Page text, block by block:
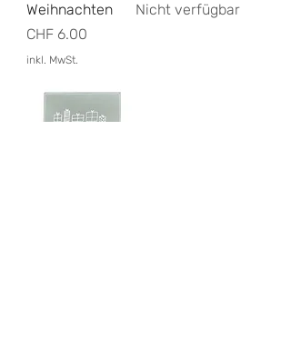
Weihnachten
Preis
CHF 6.00
inkl. MwSt.
Nicht verfügbar